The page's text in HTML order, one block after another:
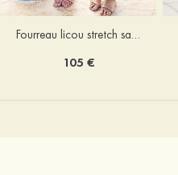
Fourreau licou stretch satin longueur cheville robe de demoiselle d'honneur
105 €